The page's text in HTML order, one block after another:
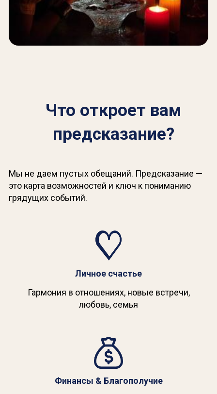
Что откроет вам
предсказание?
Мы не даем пустых обещаний. Предсказание —
это карта возможностей и ключ к пониманию
грядущих событий.
Личное счастье
Гармония в отношениях, новые встречи,
любовь, семья
Финансы & Благополучие